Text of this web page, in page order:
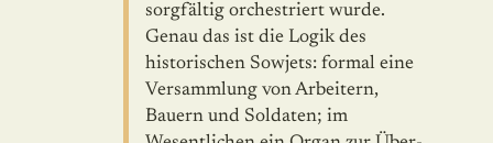
sorgfältig orchestriert wurde.
Genau das ist die Logik des
historischen Sowjets: formal eine
Versammlung von Arbeitern,
Bauern und Soldaten; im